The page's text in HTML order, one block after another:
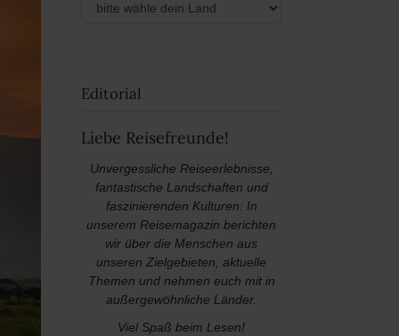
Editorial
Liebe Reisefreunde!
Unvergessliche Reiseerlebnisse,
fantastische Landschaften und
faszinierenden Kulturen: In
unserem Reisemagazin berichten
wir über die Menschen aus
unseren Zielgebieten, aktuelle
Themen und nehmen euch mit in
außergewöhnliche Länder.
Viel Spaß beim Lesen!